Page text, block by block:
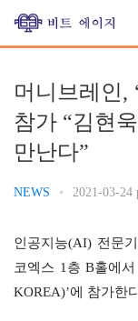
머니브레인,
참가 “김현
만난다”
NEWS • 2021-03-24
인공지능(AI) 전문
코엑스 1층 B홀에
KOREA)’에 참가한